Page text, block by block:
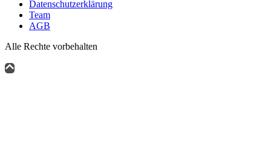
Datenschutzerklärung
Team
AGB
Alle Rechte vorbehalten